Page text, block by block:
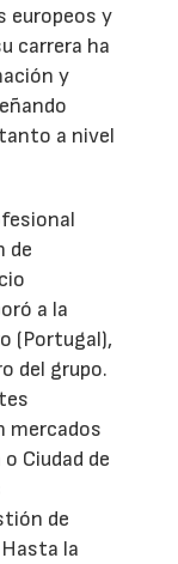
europeos y
carrera ha
y
a nivel
de
a la
(Portugal),
del grupo.
mercados
Ciudad de
de
la